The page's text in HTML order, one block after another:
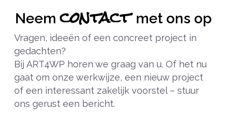
Neem contact met ons op
Vragen, ideeën of een concreet project in
gedachten?
Bij ART4WP horen we graag van u. Of het nu
gaat om onze werkwijze, een nieuw project
of een interessant zakelijk voorstel – stuur
ons gerust een bericht.